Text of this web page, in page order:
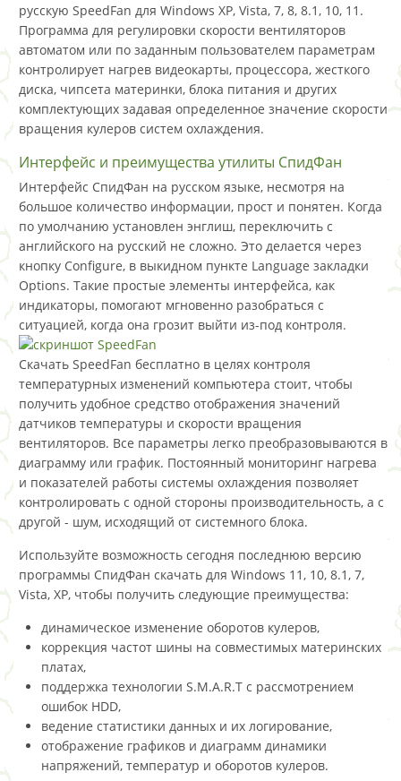
русскую SpeedFan для Windows XP, Vista, 7, 8, 8.1, 10, 11.
Программа для регулировки скорости вентиляторов
автоматом или по заданным пользователем параметрам
контролирует нагрев видеокарты, процессора, жесткого
диска, чипсета материнки, блока питания и других
комплектующих задавая определенное значение скорости
вращения кулеров систем охлаждения.
Интерфейс и преимущества утилиты СпидФан
Интерфейс СпидФан на русском языке, несмотря на
большое количество информации, прост и понятен. Когда
по умолчанию установлен энглиш, переключить с
английского на русский не сложно. Это делается через
кнопку Configure, в выкидном пункте Language закладки
Options. Такие простые элементы интерфейса, как
индикаторы, помогают мгновенно разобраться с
ситуацией, когда она грозит выйти из-под контроля.
Скачать SpeedFan бесплатно в целях контроля
температурных изменений компьютера стоит, чтобы
получить удобное средство отображения значений
датчиков температуры и скорости вращения
вентиляторов. Все параметры легко преобразовываются в
диаграмму или график. Постоянный мониторинг нагрева
и показателей работы системы охлаждения позволяет
контролировать с одной стороны производительность, а с
другой - шум, исходящий от системного блока.
Используйте возможность сегодня последнюю версию
программы СпидФан скачать для Windows 11, 10, 8.1, 7,
Vista, XP, чтобы получить следующие преимущества:
динамическое изменение оборотов кулеров,
коррекция частот шины на совместимых материнских
платах,
поддержка технологии S.M.A.R.T с рассмотрением
ошибок HDD,
ведение статистики данных и их логирование,
отображение графиков и диаграмм динамики
напряжений, температур и оборотов кулеров.